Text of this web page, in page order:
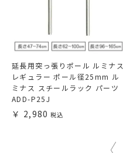
延長用突っ張りポール ルミナス
レギュラー ポール径25mm ル
ミナス スチールラック パーツ
ADD-P25J
2,980